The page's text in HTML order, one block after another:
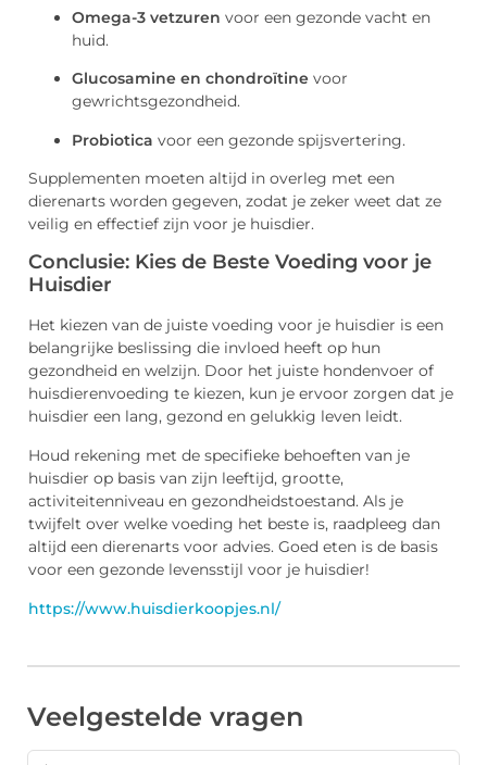
Omega-3 vetzuren voor een gezonde vacht en
huid.
Glucosamine en chondroïtine voor
gewrichtsgezondheid.
Probiotica voor een gezonde spijsvertering.
Supplementen moeten altijd in overleg met een
dierenarts worden gegeven, zodat je zeker weet dat ze
veilig en effectief zijn voor je huisdier.
Conclusie: Kies de Beste Voeding voor je
Huisdier
Het kiezen van de juiste voeding voor je huisdier is een
belangrijke beslissing die invloed heeft op hun
gezondheid en welzijn. Door het juiste hondenvoer of
huisdierenvoeding te kiezen, kun je ervoor zorgen dat je
huisdier een lang, gezond en gelukkig leven leidt.
Houd rekening met de specifieke behoeften van je
huisdier op basis van zijn leeftijd, grootte,
activiteitenniveau en gezondheidstoestand. Als je
twijfelt over welke voeding het beste is, raadpleeg dan
altijd een dierenarts voor advies. Goed eten is de basis
voor een gezonde levensstijl voor je huisdier!
https://www.huisdierkoopjes.nl/
Veelgestelde vragen